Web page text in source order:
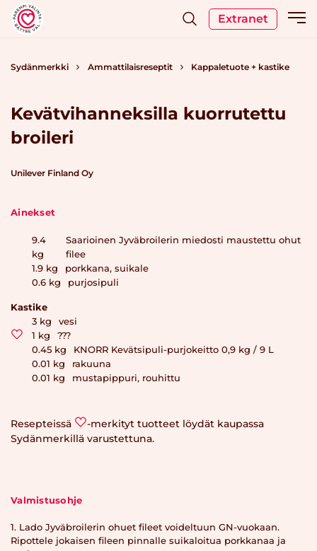
Extranet
Sydänmerkki Ammattilaisreseptit Kappaletuote + kastike
Kevätvihanneksilla kuorrutettu
broileri
Unilever Finland Oy
Ainekset
9.4
kg
Saarioinen Jyväbroilerin miedosti maustettu ohut
filee
1.9 kg
porkkana, suikale
0.6 kg purjosipuli
Kastike
3 kg
vesi
1 kg
???
0.45 kg
KNORR Kevätsipuli-purjokeitto 0,9 kg / 9 L
0.01 kg
rakuuna
0.01 kg mustapippuri, rouhittu
Resepteissä
-merkityt tuotteet löydät kaupassa
Sydänmerkillä varustettuna.
Valmistusohje
1. Lado Jyväbroilerin ohuet fileet voideltuun GN-vuokaan.
Ripottele jokaisen fileen pinnalle suikaloitua porkkanaa ja